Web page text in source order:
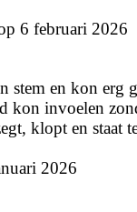
6 februari 2026
stem en kon
kon invoelen
klopt en staat
2026